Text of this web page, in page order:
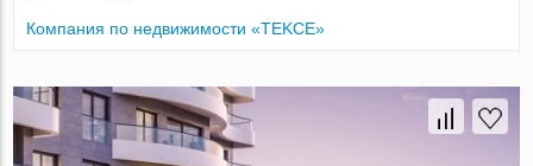
Компания по недвижимости «TEKCE»